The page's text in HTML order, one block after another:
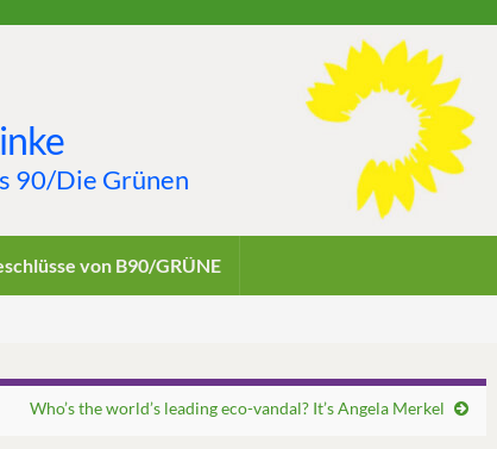
90/Die Grünen
von B90/GRÜNE
Who’s the world’s leading eco-vandal? It’s Angela Merkel